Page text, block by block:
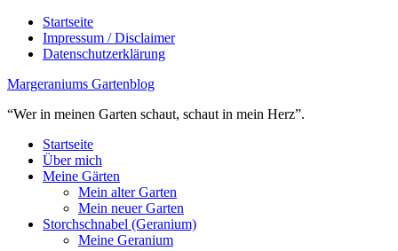
Startseite
Impressum / Disclaimer
Datenschutzerklärung
Margeraniums Gartenblog
“Wer in meinen Garten schaut, schaut in mein Herz”.
Startseite
Über mich
Meine Gärten
Mein alter Garten
Mein neuer Garten
Storchschnabel (Geranium)
Meine Geranium